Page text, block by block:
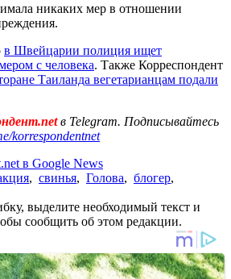
никаких мер в отношении
в Швейцарии полиция ищет
с человека. Также Корреспондент
Таиланда вегетарианцам подали
в Telegram. Подписывайтесь
korrespondentnet
в Google News
, свинья, Голова, блогер,
выделите необходимый текст и
сообщить об этом редакции.